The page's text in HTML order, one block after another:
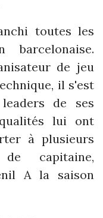
toutes les
de jeu
il s'est
de ses
lui ont
à plusieurs
capitaine,
A la saison